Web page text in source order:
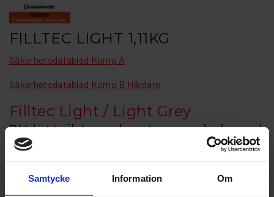
Samtycke Information Om
FILLTEC LIGHT 1,11KG
Säkerhetsdatablad Komp A
Säkerhetsdatablad Komp B Härdare
Filltec Light / Light Grey
2K lättvikts-polyesterspackel med
mycket bra slipegenskaper
utvecklat för att fylla bucklor och
skador på karosseridelar gjorda